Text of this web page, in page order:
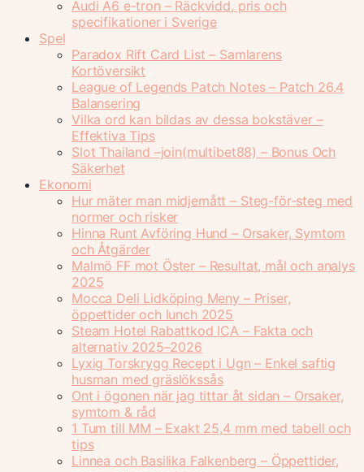
Audi A6 e-tron – Räckvidd, pris och
specifikationer i Sverige
Spel
Paradox Rift Card List – Samlarens
Kortöversikt
League of Legends Patch Notes – Patch 26.4
Balansering
Vilka ord kan bildas av dessa bokstäver –
Effektiva Tips
Slot Thailand –join(multibet88) – Bonus Och
Säkerhet
Ekonomi
Hur mäter man midjemått – Steg-för-steg med
normer och risker
Hinna Runt Avföring Hund – Orsaker, Symtom
och Åtgärder
Malmö FF mot Öster – Resultat, mål och analys
2025
Mocca Deli Lidköping Meny – Priser,
öppettider och lunch 2025
Steam Hotel Rabattkod ICA – Fakta och
alternativ 2025–2026
Lyxig Torskrygg Recept i Ugn – Enkel saftig
husman med gräslökssås
Ont i ögonen när jag tittar åt sidan – Orsaker,
symtom & råd
1 Tum till MM – Exakt 25,4 mm med tabell och
tips
Linnea och Basilika Falkenberg – Öppettider,